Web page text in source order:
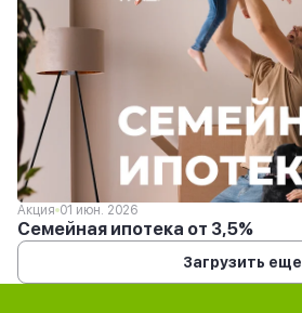
Акция 01 июн. 2026
Семейная ипотека от 3,5%
Загрузить еще